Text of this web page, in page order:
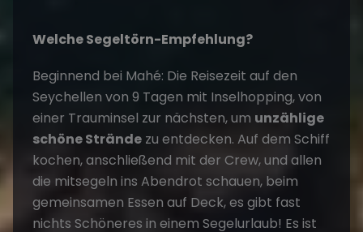
Welche Segeltörn-Empfehlung?
Beginnend bei Mahé: Die Reisezeit auf den
Seychellen von 9 Tagen mit Inselhopping, von
einer Trauminsel zur nächsten, um unzählige
schöne Strände zu entdecken. Auf dem Schiff
kochen, anschließend mit der Crew, und allen
die mitsegeln ins Abendrot schauen, beim
gemeinsamen Essen auf Deck, es gibt fast
nichts Schöneres in einem Segelurlaub! Es ist